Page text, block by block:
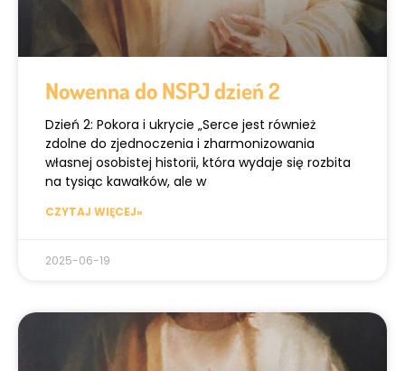
Nowenna do NSPJ dzień 2
Dzień 2: Pokora i ukrycie „Serce jest również
zdolne do zjednoczenia i zharmonizowania
własnej osobistej historii, która wydaje się rozbita
na tysiąc kawałków, ale w
CZYTAJ WIĘCEJ»
2025-06-19